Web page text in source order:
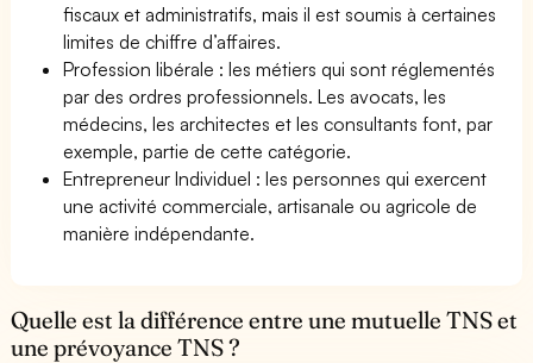
fiscaux et administratifs, mais il est soumis à certaines
limites de chiffre d’affaires.
Profession libérale : les métiers qui sont réglementés
par des ordres professionnels. Les avocats, les
médecins, les architectes et les consultants font, par
exemple, partie de cette catégorie.
Entrepreneur Individuel : les personnes qui exercent
une activité commerciale, artisanale ou agricole de
manière indépendante.
Quelle est la différence entre une mutuelle TNS et
une prévoyance TNS ?